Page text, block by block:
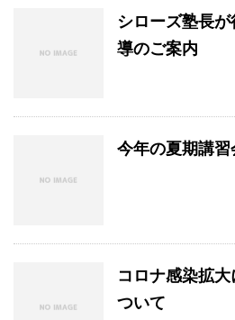
シローズ塾長
導のご案内
今年の夏期講習
コロナ感染拡
ついて